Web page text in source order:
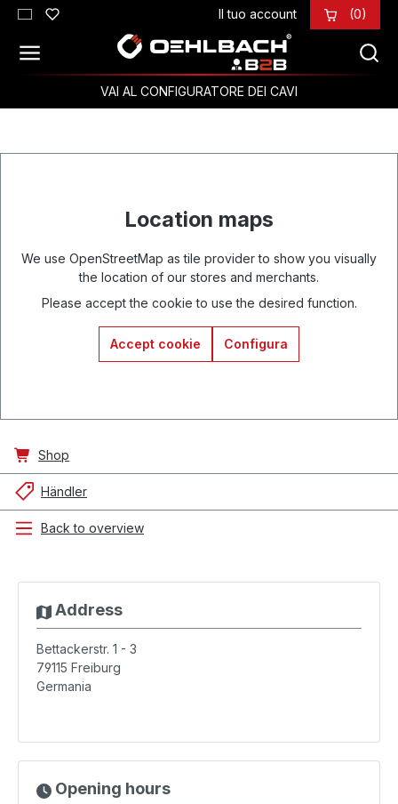
Passa al contenuto principale Il tuo account (0)
VAI AL CONFIGURATORE DEI CAVI
Location maps
We use OpenStreetMap as tile provider to show you visually
the location of our stores and merchants.
Please accept the cookie to use the desired function.
Accept cookie Configura
Shop
Händler
Back to overview
Address
Bettackerstr. 1 - 3
79115 Freiburg
Germania
Opening hours